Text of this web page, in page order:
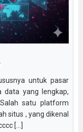
untuk pasar
data yang lengkap,
satu platform
situs , yang dikenal
[...]